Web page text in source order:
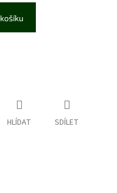
HLÍDAT SDÍLET